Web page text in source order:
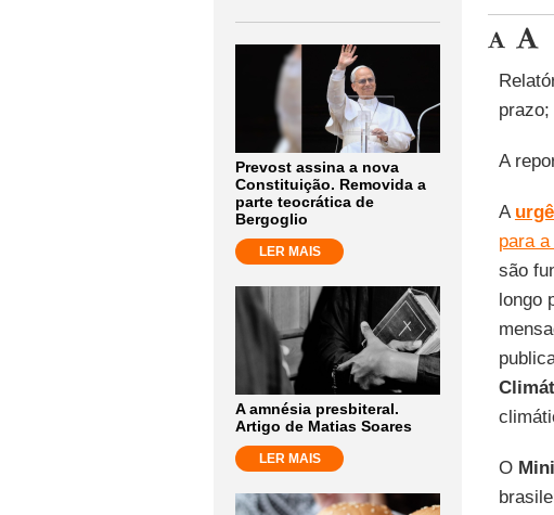
Prevost assina a nova
Constituição. Removida a
parte teocrática de
Bergoglio
LER MAIS
A amnésia presbiteral.
Artigo de Matias Soares
LER MAIS
A
A
para a
são
longo
O